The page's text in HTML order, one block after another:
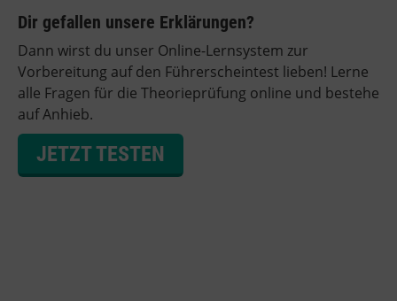
Dir gefallen unsere Erklärungen?
Dann wirst du unser Online-Lernsystem zur
Vorbereitung auf den Führerscheintest lieben! Lerne
alle Fragen für die Theorieprüfung online und bestehe
auf Anhieb.
JETZT TESTEN